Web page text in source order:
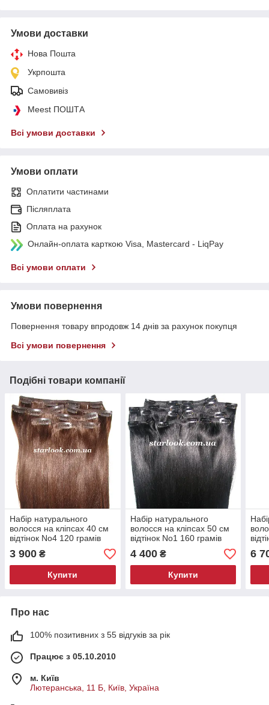
Умови доставки
Нова Пошта
Укрпошта
Самовивіз
Meest ПОШТА
Всі умови доставки
Умови оплати
Оплатити частинами
Післяплата
Оплата на рахунок
Онлайн-оплата карткою Visa, Mastercard - LiqPay
Всі умови оплати
Умови повернення
Повернення товару впродовж 14 днів за рахунок покупця
Всі умови повернення
Подібні товари компанії
Набір натурального
волосся на кліпсах 40 см
відтінок No4 120 грамів
3 900 ₴
Купити
Набір натурального
волосся на кліпсах 50 см
відтінок No1 160 грамів
4 400₴
Купити
6
Про нас
100% позитивних з 55 відгуків за рік
Працює з 05.10.2010
м. Київ
Лютеранська, 11 Б, Київ, Україна